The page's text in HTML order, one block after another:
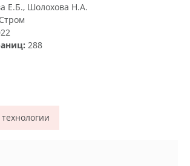
Е.Б., Шолохова Н.А.
Стром
288